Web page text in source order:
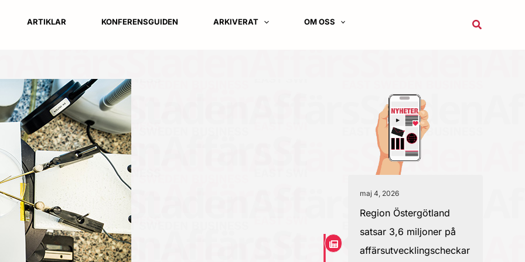
ARTIKLAR KONFERENSGUIDEN ARKIVERAT OM OSS Sök
maj 4, 2026
Region Östergötland
satsar 3,6 miljoner på
affärsutvecklingscheckar